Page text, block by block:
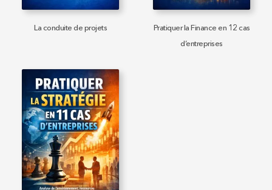
La conduite de projets
Pratiquer la Finance en 12 cas
d’entreprises